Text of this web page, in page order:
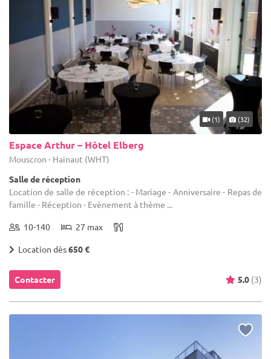
(1) (32)
Espace Arthur – Hôtel Elberg
Mouscron - Hainaut (WHT)
Salle de réception
Location de salle de réception : - Mariage - Anniversaire - Repas de
famille - Réception - Evènement à thème ...
10-140 27 max
Location dès650 €
Contacter 5.0 (3)